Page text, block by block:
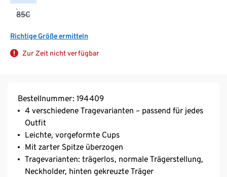
85C
Richtige Größe ermitteln
Zur Zeit nicht verfügbar
Bestellnummer: 194409
4 verschiedene Tragevarianten – passend für jedes
Outfit
Leichte, vorgeformte Cups
Mit zarter Spitze überzogen
Tragevarianten: trägerlos, normale Trägerstellung,
Neckholder, hinten gekreuzte Träger